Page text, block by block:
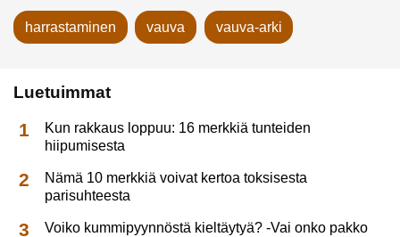
harrastaminen vauva vauva-arki
Luetuimmat
Kun rakkaus loppuu: 16 merkkiä tunteiden
hiipumisesta
Nämä 10 merkkiä voivat kertoa toksisesta
parisuhteesta
Voiko kummipyynnöstä kieltäytyä? -Vai onko pakko